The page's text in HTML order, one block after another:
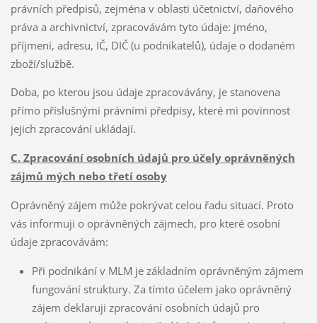
právních předpisů, zejména v oblasti účetnictví, daňového
práva a archivnictví, zpracovávám tyto údaje: jméno,
příjmení, adresu, IČ, DIČ (u podnikatelů), údaje o dodaném
zboží/službě.
Doba, po kterou jsou údaje zpracovávány, je stanovena
přímo příslušnými právními předpisy, které mi povinnost
jejich zpracování ukládají.
C. Zpracování osobních údajů pro účely oprávněných
zájmů mých nebo třetí osoby
Oprávněný zájem může pokrývat celou řadu situací. Proto
vás informuji o oprávněných zájmech, pro které osobní
údaje zpracovávám:
Při podnikání v MLM je základním oprávněným zájmem
fungování struktury. Za tímto účelem jako oprávněný
zájem deklaruji zpracování osobních údajů pro